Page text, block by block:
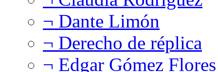
¬ Dante Limón
¬ Derecho de réplica
¬ Edgar Gómez Flores